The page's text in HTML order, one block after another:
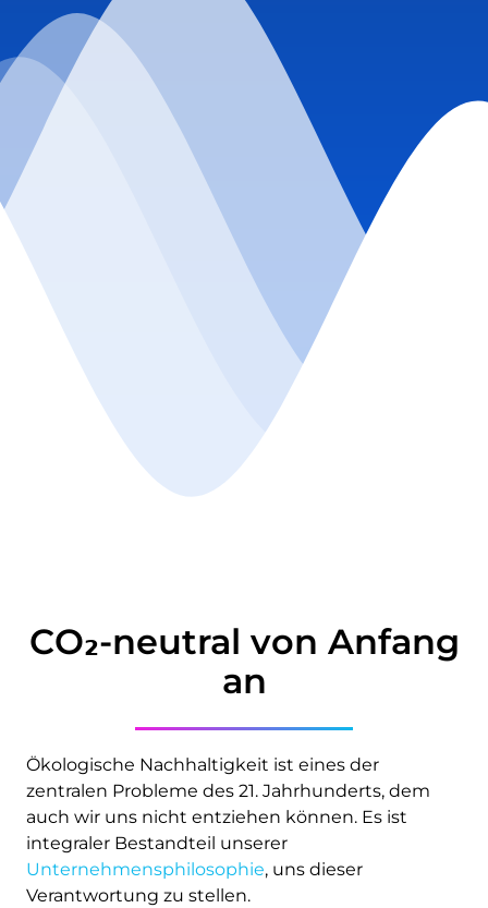
CO₂-neutral von Anfang
an
Ökologische Nachhaltigkeit ist eines der
zentralen Probleme des 21. Jahrhunderts, dem
auch wir uns nicht entziehen können. Es ist
integraler Bestandteil unserer
Unternehmensphilosophie, uns dieser
Verantwortung zu stellen.